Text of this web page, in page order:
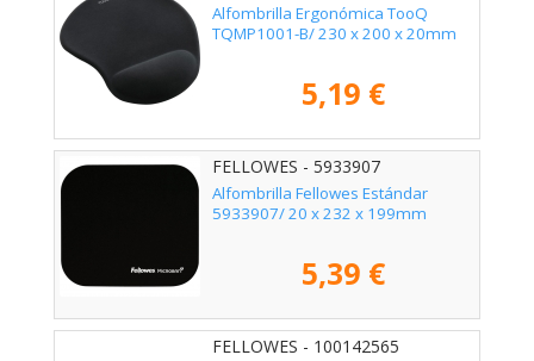
Alfombrilla Ergonómica TooQ
TQMP1001-B/ 230 x 200 x 20mm
5,19 €
FELLOWES - 5933907
Alfombrilla Fellowes Estándar
5933907/ 20 x 232 x 199mm
5,39 €
FELLOWES - 100142565